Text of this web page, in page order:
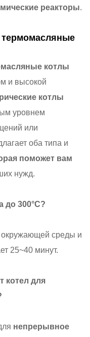
реакторы.
термомасляные
котлы
и высокой
котлы
уровнем
или
оба типа и
поможет вам
нужд.
до 300°C?
окружающей среды и
25~40 минут.
котел для
непрерывное